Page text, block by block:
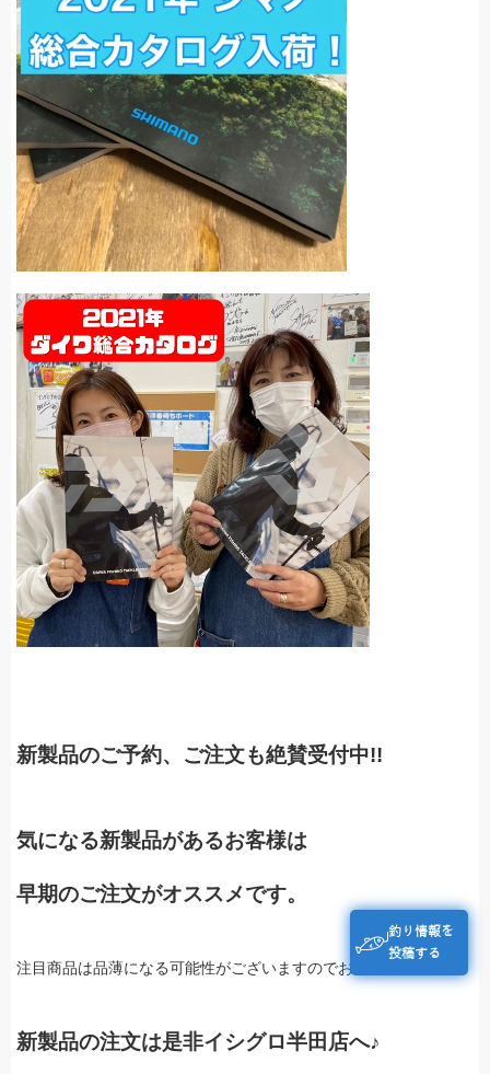
釣り情報を
投稿する
新製品のご予約、ご注文も絶賛受付中!!
気になる新製品があるお客様は
早期のご注文がオススメです。
注目商品は品薄になる可能性がございますのでお早めに！！
新製品の注文は是非イシグロ半田店へ♪